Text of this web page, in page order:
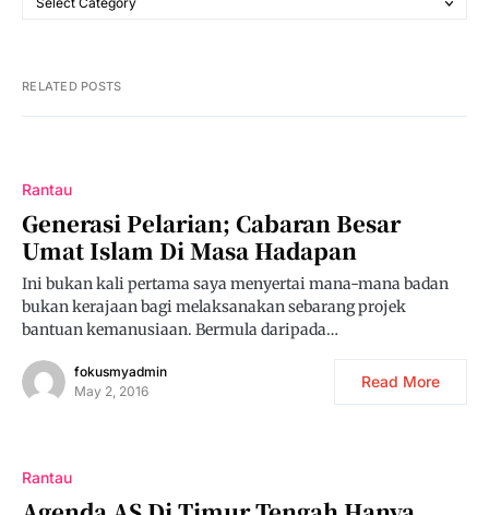
RELATED POSTS
Rantau
Generasi Pelarian; Cabaran Besar
Umat Islam Di Masa Hadapan
Ini bukan kali pertama saya menyertai mana-mana badan
bukan kerajaan bagi melaksanakan sebarang projek
bantuan kemanusiaan. Bermula daripada…
fokusmyadmin
May 2, 2016
Read More
Rantau